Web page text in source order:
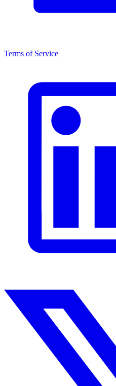
Terms of Service